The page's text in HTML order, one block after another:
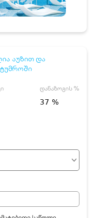
აუზით და
დანაზოგის %
37 %